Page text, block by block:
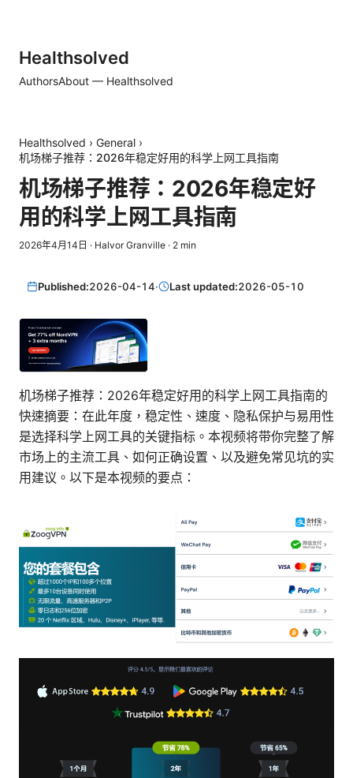
Healthsolved
AuthorsAbout — Healthsolved
Healthsolved › General ›
机场梯子推荐：2026年稳定好用的科学上网工具指南
机场梯子推荐：2026年稳定好
用的科学上网工具指南
2026年4月14日 · Halvor Granville · 2 min
Published:2026-04-14· Last updated:2026-05-10
机场梯子推荐：2026年稳定好用的科学上网工具指南的
快速摘要：在此年度，稳定性、速度、隐私保护与易用性
是选择科学上网工具的关键指标。本视频将带你完整了解
市场上的主流工具、如何正确设置、以及避免常见坑的实
用建议。以下是本视频的要点：